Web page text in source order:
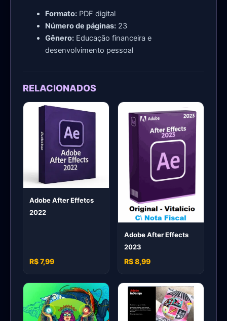
Formato:PDF digital
Número de páginas:23
Gênero:Educação financeira e
desenvolvimento pessoal
RELACIONADOS
Adobe After Effetcs
2022
R$ 7,99
Adobe After Effects
2023
R$ 8,99